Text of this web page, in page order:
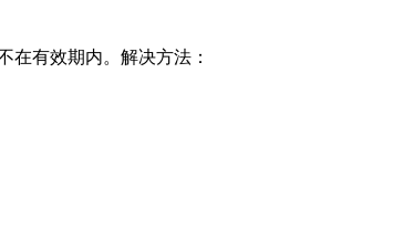
在有效期内。解决方法：